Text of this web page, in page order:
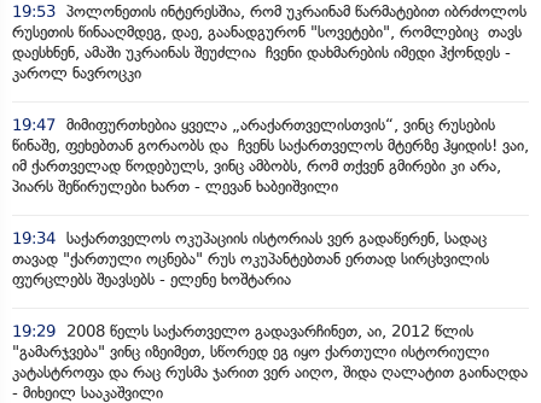
19:53 პოლონეთის ინტერესშია, რომ უკრაინამ წარმატებით იბრძოლოს
რუსეთის წინააღმდეგ, დაე, გაანადგურონ "სოვეტები", რომლებიც თავს
დაესხნენ, ამაში უკრაინას შეუძლია ჩვენი დახმარების იმედი ჰქონდეს -
კაროლ ნავროცკი
19:47 მიმიფურთხებია ყველა „არაქართველისთვის“, ვინც რუსების
წინაშე, ფეხებთან გორაობს და ჩვენს საქართველოს მტერზე ჰყიდის! ვაი,
იმ ქართველად წოდებულს, ვინც ამბობს, რომ თქვენ გმირები კი არა,
პიარს შეწირულები ხართ - ლევან ხაბეიშვილი
19:34 საქართველოს ოკუპაციის ისტორიას ვერ გადაწერენ, სადაც
თავად "ქართული ოცნება" რუს ოკუპანტებთან ერთად სირცხვილის
ფურცლებს შეავსებს - ელენე ხოშტარია
19:29
2008 წელს საქართველო გადავარჩინეთ, აი, 2012 წლის
"გამარჯვება" ვინც იზეიმეთ, სწორედ ეგ იყო ქართული ისტორიული
კატასტროფა და რაც რუსმა ჯარით ვერ აიღო, შიდა ღალატით გაინაღდა
- მიხეილ სააკაშვილი